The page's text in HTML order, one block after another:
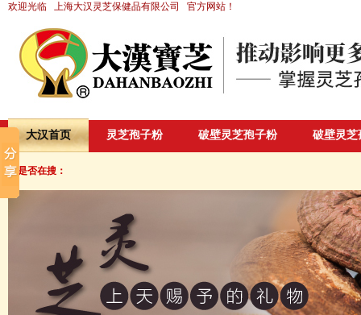
欢迎光临 上海大汉灵芝保健品有限公司 官方网站！
大汉首页 灵芝孢子粉 破壁灵芝孢子粉 破壁灵芝
您是否在搜：